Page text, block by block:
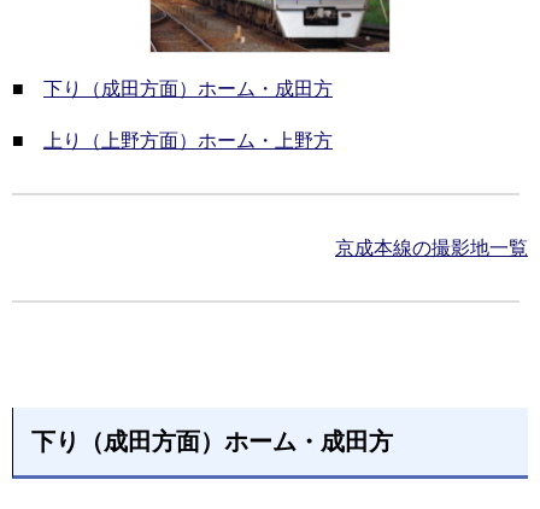
■ 下り（成田方面）ホーム・成田方
■ 上り（上野方面）ホーム・上野方
京成本線の撮影地一覧
下り（成田方面）ホーム・成田方